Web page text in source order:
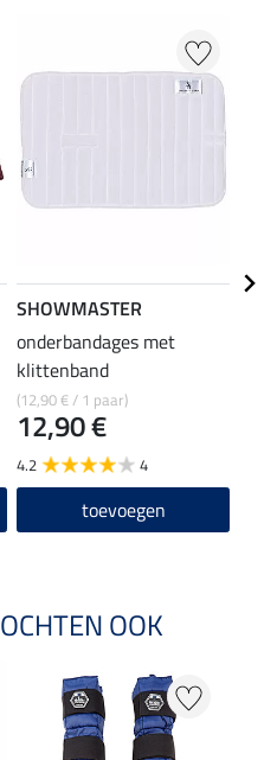
SHOWMASTER
onderbandages met
klittenband
(12,90 € / 1 paar)
12,90 €
4.2 4
toevoegen
OOK